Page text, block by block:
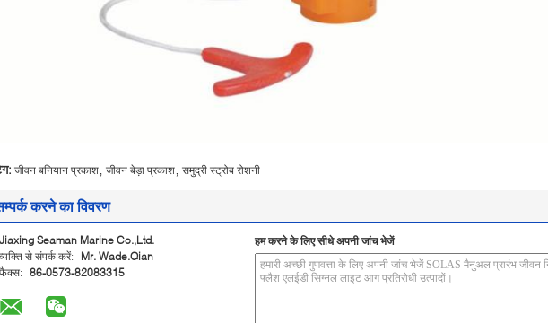
जीवन बनियान प्रकाश जीवन बेड़ा प्रकाश समुद्री स्ट्रोब रोशनी
करने का विवरण
Jiaxing Seaman Marine Co.,Ltd.
व्यक्ति से संपर्क करें:
Mr. Wade.Qian
फैक्स: 86-0573-82083315
हम करने के लिए सीधे अपनी जांच भेजें